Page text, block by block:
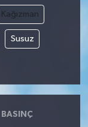
Kağızman
Susuz
BASINÇ